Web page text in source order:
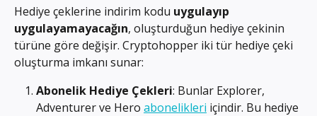
Hediye çeklerine indirim kodu uygulayıp
uygulayamayacağın, oluşturduğun hediye çekinin
türüne göre değişir. Cryptohopper iki tür hediye çeki
oluşturma imkanı sunar:
Abonelik Hediye Çekleri: Bunlar Explorer,
Adventurer ve Hero abonelikleri içindir. Bu hediye